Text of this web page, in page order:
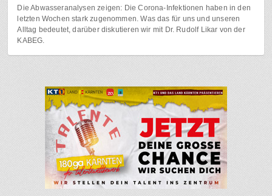
Die Abwasseranalysen zeigen: Die Corona-Infektionen haben in den
letzten Wochen stark zugenommen. Was das für uns und unseren
Alltag bedeutet, darüber diskutieren wir mit Dr. Rudolf Likar von der
KABEG.